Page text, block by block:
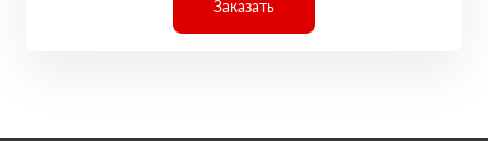
Заказать